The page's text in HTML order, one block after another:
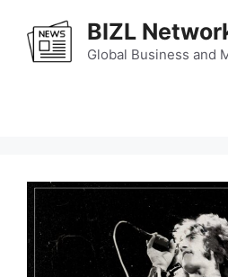
content
BIZL
Global Business and